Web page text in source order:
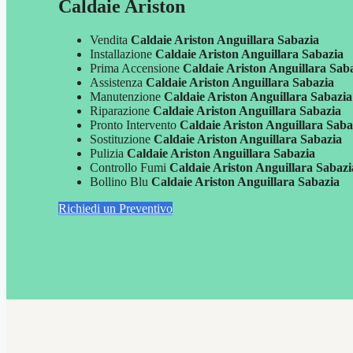
Caldaie Ariston
VenditaCaldaie Ariston Anguillara Sabazia
InstallazioneCaldaie Ariston Anguillara Sabazia
Prima AccensioneCaldaie Ariston Anguillara
AssistenzaCaldaie Ariston Anguillara Sabazia
ManutenzioneCaldaie Ariston Anguillara Sabazia
RiparazioneCaldaie Ariston Anguillara Sabazia
Pronto InterventoCaldaie Ariston Anguillara
SostituzioneCaldaie Ariston Anguillara Sabazia
PuliziaCaldaie Ariston Anguillara Sabazia
Controllo FumiCaldaie Ariston Anguillara
Bollino BluCaldaie Ariston Anguillara Sabazia
Richiedi un Preventivo